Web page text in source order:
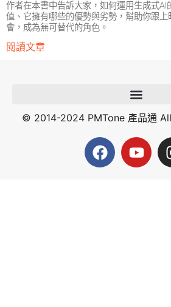
作者在本書中告訴大家，如何運用生成式AI
值、它擁有哪些的優勢與劣勢，幫助你跟
會，成為無可替代的角色。
閱讀文章
© 2014-2024 PMTone 產品通